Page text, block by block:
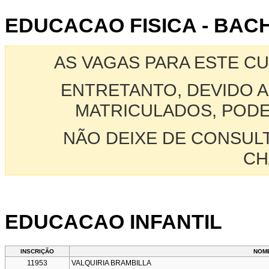
EDUCACAO FISICA -
AS VAGAS PARA ESTE
ENTRETANTO, DEVIDO
MATRICULADOS,
NÃO DEIXE DE
EDUCACAO INFANTIL
INSCRIÇÃO
11953 VALQUIRIA BRAMBILLA